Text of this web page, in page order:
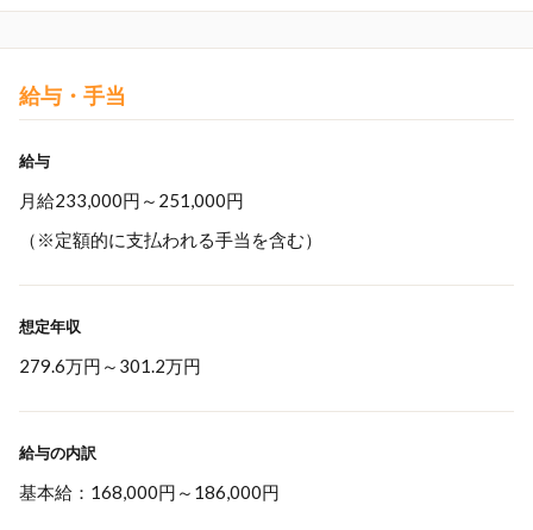
給与・手当
給与
月給233,000円～251,000円
（※定額的に支払われる手当を含む）
想定年収
279.6万円 ～ 301.2万円
給与の内訳
基本給：168,000円～186,000円